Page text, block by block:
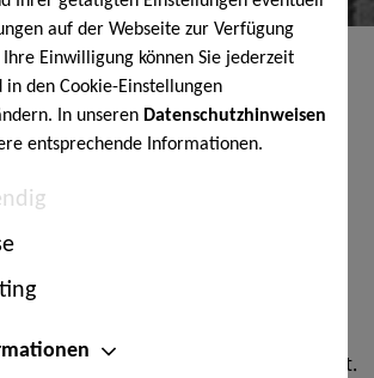
auf der Webseite zur Verfügung
Ihre Einwilligung können Sie jederzeit
den Cookie-Einstellungen
In unseren Datenschutzhinweisen
entsprechende Informationen.
Informationen
am 10. Februar 2023
den
Sie sich auf
Sie feinsten Musikgenuss -
UNTER Wasser.
spielen "Geraldo & Camese" für
Trio krankheitsbedingt ausfällt.